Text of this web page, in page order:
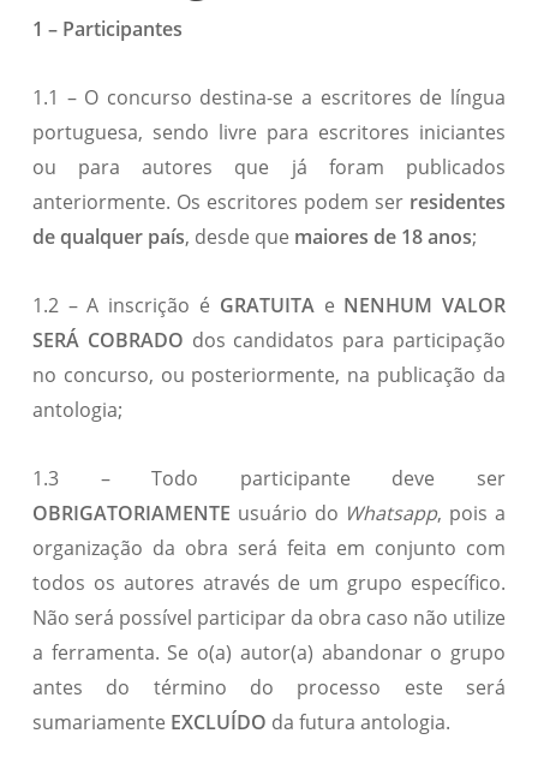
1 – Participantes
1.1 – O concurso destina-se a escritores de língua
portuguesa, sendo livre para escritores iniciantes
ou para autores que já foram publicados
anteriormente. Os escritores podem ser residentes
de qualquer país, desde que maiores de 18 anos;
1.2 – A inscrição é GRATUITAe NENHUM VALOR
SERÁ COBRADO dos candidatos para participação
no concurso, ou posteriormente, na publicação da
antologia;
1.3 – Todo participante deve ser
OBRIGATORIAMENTE usuário do Whatsapp, pois a
organização da obra será feita em conjunto com
todos os autores através de um grupo específico.
Não será possível participar da obra caso não utilize
a ferramenta. Se o(a) autor(a) abandonar o grupo
antes do término do processo este será
sumariamente EXCLUÍDO da futura antologia.